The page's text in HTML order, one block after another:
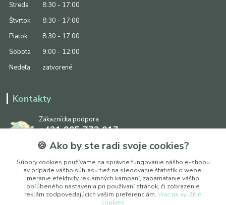
Streda
8:30 - 17:00
Štvrtok
8:30 - 17:00
Piatok
8:30 - 17:00
Sobota
9:00 - 12:00
Nedeľa
zatvorené
Kontakty
Zákaznícka podpora
+421 905 773 017
(Po-Pia, 8:30 - 17:00, So: 9:00 - 12:00)
info@ipapier.sk
🍪 Ako by ste radi svoje cookies?
Súbory cookies používame na správne fungovanie nášho e-shopu
av prípade vášho súhlasu tiež na sledovanie štatistík o webe,
meranie efektivity reklamných kampaní, zapamätanie vášho
obľúbeného nastavenia pri používaní stránok, či zobrazenie
reklám zodpovedajúcich vašim preferenciám. Viac na využitie
cookies